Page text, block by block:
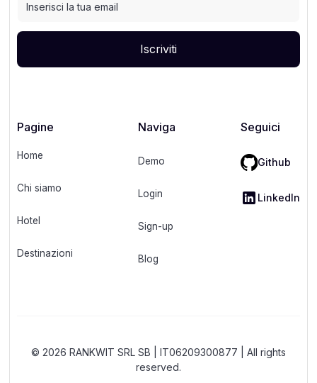
Pagine
Home
Chi siamo
Hotel
Destinazioni
Naviga
Demo
Login
Sign-up
Blog
Seguici
Github
LinkedIn
© 2026 RANKWIT SRL SB | IT06209300877 | All rights
reserved.